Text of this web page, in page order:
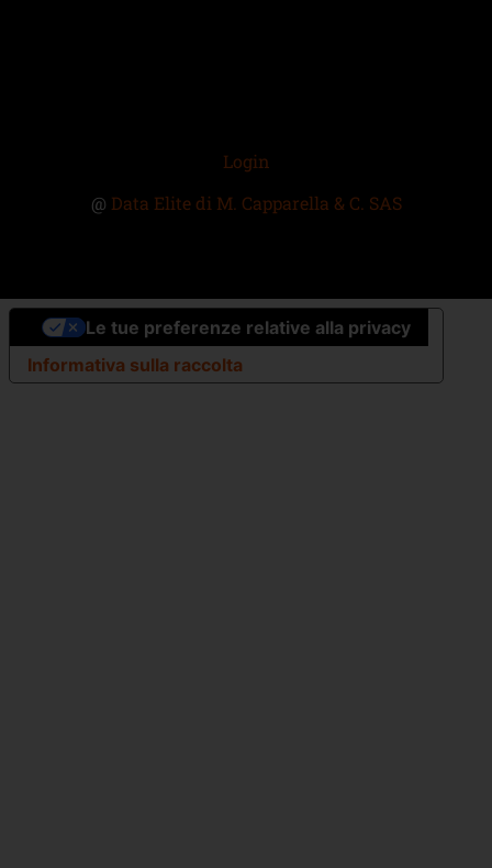
Login
@ Data Elite di M. Capparella & C. SAS
Informativa sulla raccolta
Le tue preferenze relative alla privacy